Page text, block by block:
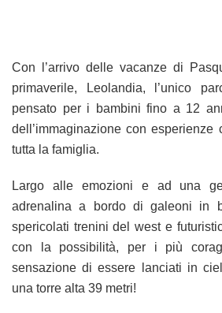
Con l’arrivo delle vacanze di
primaverile, Leolandia, l’unico
pensato per i bambini fino a 12
dell’immaginazione con esperienze
tutta la famiglia.
Largo alle emozioni e ad una
adrenalina a bordo di galeoni in
spericolati trenini del west e
con la possibilità, per i più
sensazione di essere lanciati in
una torre alta 39 metri!